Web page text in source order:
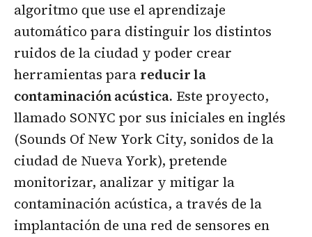
algoritmo que use el aprendizaje
automático para distinguir los distintos
ruidos de la ciudad y poder crear
herramientas para reducir la
contaminación acústica. Este proyecto,
llamado SONYC por sus iniciales en inglés
(Sounds Of New York City, sonidos de la
ciudad de Nueva York), pretende
monitorizar, analizar y mitigar la
contaminación acústica, a través de la
implantación de una red de sensores en